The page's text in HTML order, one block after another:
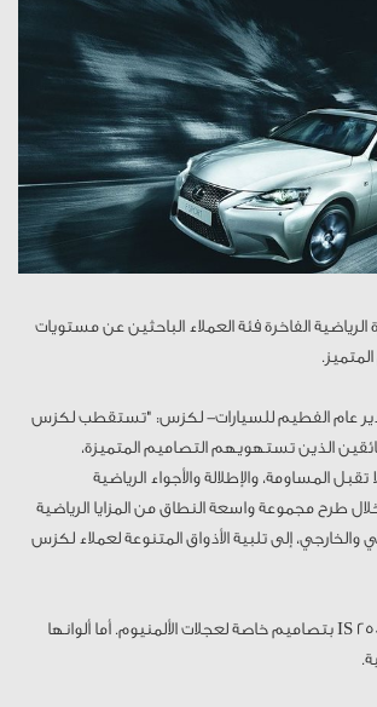
الفاخرة فئة العملاء الباحثين عن مستويات
المتميز.
عام الفطيم للسيارات- لكزس: "تستقطب لكزس
الذين تستهويهم التصاميم المتميزة،
المساومة، والإطلالة والأجواء الرياضية
طرح مجموعة واسعة النطاق من المزايا الرياضية
والخارجي، إلى تلبية الأذواق المتنوعة لعملاء لكزس
وجاءت لكزسIS 250F Sport بتصاميم خاصة لعجلات الألمنيوم. أما ألوانها